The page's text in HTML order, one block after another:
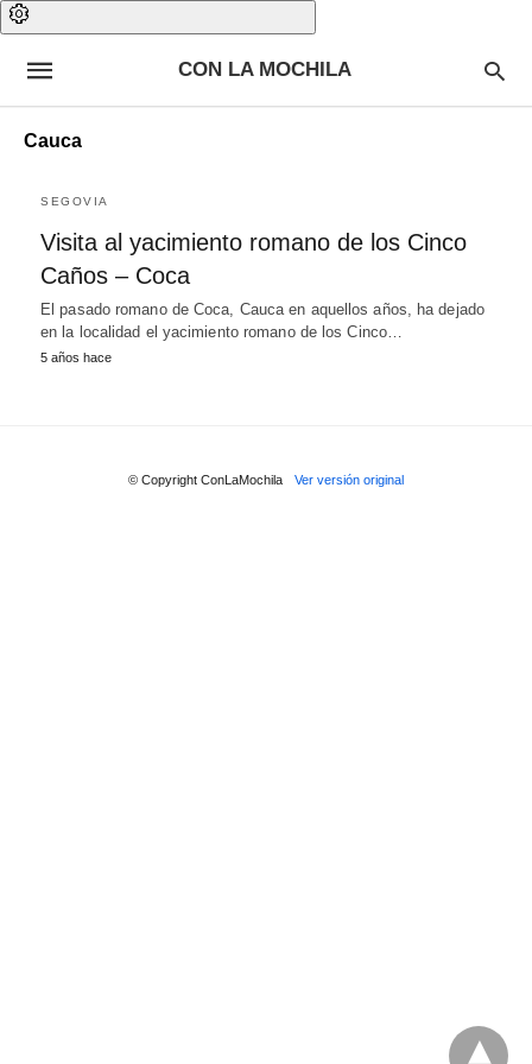
CON LA MOCHILA
Cauca
SEGOVIA
Visita al yacimiento romano de los Cinco
Caños – Coca
El pasado romano de Coca, Cauca en aquellos años, ha dejado
en la localidad el yacimiento romano de los Cinco…
5 años hace
© Copyright ConLaMochila Ver versión original